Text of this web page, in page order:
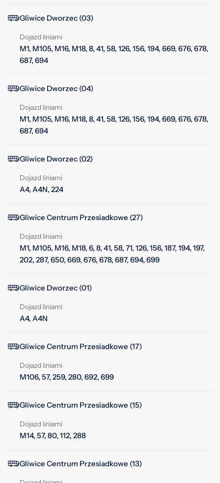
Gliwice Dworzec (03)
Dojazd liniami
M1, M105, M16, M18, 8, 41, 58, 126, 156, 194, 669, 676, 678,
687, 694
Gliwice Dworzec (04)
Dojazd liniami
M1, M105, M16, M18, 8, 41, 58, 126, 156, 194, 669, 676, 678,
687, 694
Gliwice Dworzec (02)
Dojazd liniami
A4, A4N, 224
Gliwice Centrum Przesiadkowe (27)
Dojazd liniami
M1, M105, M16, M18, 6, 8, 41, 58, 71, 126, 156, 187, 194, 197,
202, 287, 650, 669, 676, 678, 687, 694, 699
Gliwice Dworzec (01)
Dojazd liniami
A4, A4N
Gliwice Centrum Przesiadkowe (17)
Dojazd liniami
M106, 57, 259, 280, 692, 699
Gliwice Centrum Przesiadkowe (15)
Dojazd liniami
M14, 57, 80, 112, 288
Gliwice Centrum Przesiadkowe (13)